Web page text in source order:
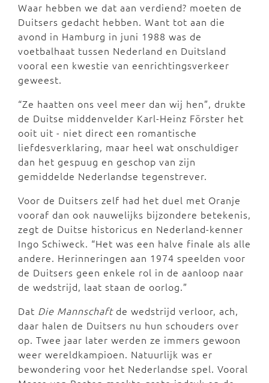
Waar hebben we dat aan verdiend? moeten de
Duitsers gedacht hebben. Want tot aan die
avond in Hamburg in juni 1988 was de
voetbalhaat tussen Nederland en Duitsland
vooral een kwestie van eenrichtingsverkeer
geweest.
“Ze haatten ons veel meer dan wij hen”, drukte
de Duitse middenvelder Karl-Heinz Förster het
ooit uit - niet direct een romantische
liefdesverklaring, maar heel wat onschuldiger
dan het gespuug en geschop van zijn
gemiddelde Nederlandse tegenstrever.
Voor de Duitsers zelf had het duel met Oranje
vooraf dan ook nauwelijks bijzondere betekenis,
zegt de Duitse historicus en Nederland-kenner
Ingo Schiweck. “Het was een halve finale als alle
andere. Herinneringen aan 1974 speelden voor
de Duitsers geen enkele rol in de aanloop naar
de wedstrijd, laat staan de oorlog.”
Dat Die Mannschaftde wedstrijd verloor, ach,
daar halen de Duitsers nu hun schouders over
op. Twee jaar later werden ze immers gewoon
weer wereldkampioen. Natuurlijk was er
bewondering voor het Nederlandse spel. Vooral